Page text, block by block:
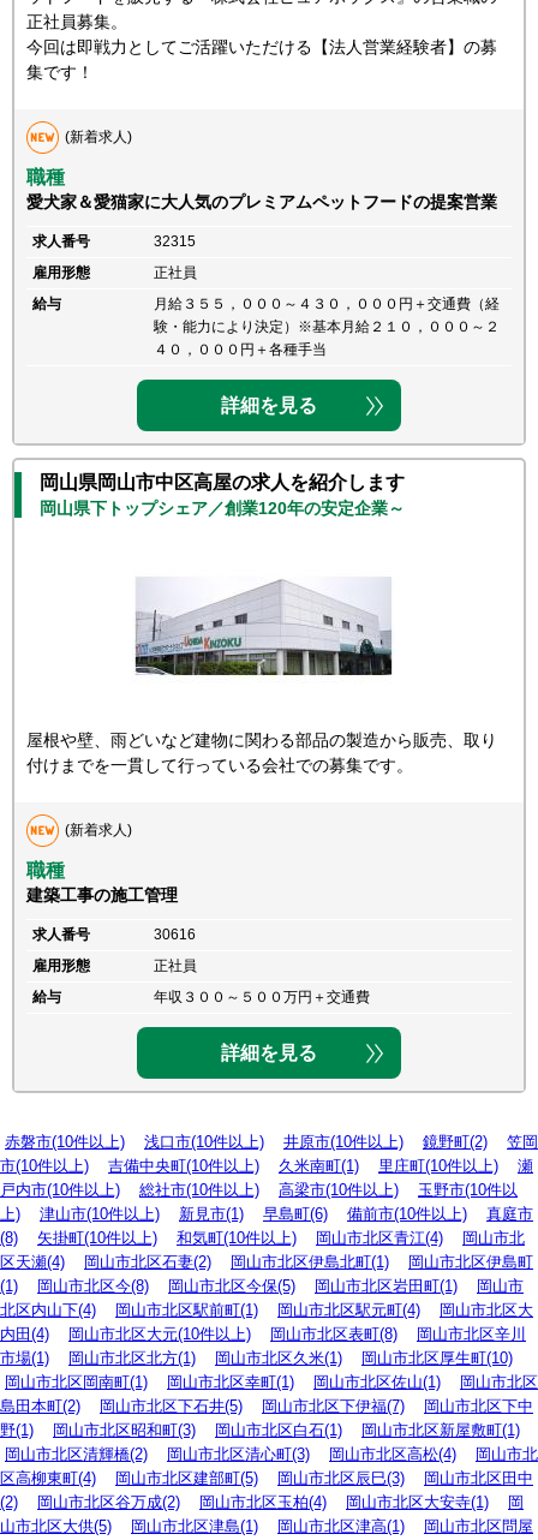
正社員募集。
今回は即戦力としてご活躍いただける【法人営業経験者】の募
集です！
(新着求人)
職種
愛犬家＆愛猫家に大人気のプレミアムペットフードの提案営業
求人番号
32315
雇用形態
正社員
給与
月給３５５，０００～４３０，０００円＋交通費（経
験・能力により決定）※基本月給２１０，０００～２
４０，０００円＋各種手当
詳細を見る
岡山県岡山市中区高屋の求人を紹介します
岡山県下トップシェア／創業120年の安定企業～
屋根や壁、雨どいなど建物に関わる部品の製造から販売、取り
付けまでを一貫して行っている会社での募集です。
(新着求人)
職種
建築工事の施工管理
求人番号
30616
雇用形態
正社員
給与
年収３００～５００万円＋交通費
詳細を見る
赤磐市(10件以上) 浅口市(10件以上) 井原市(10件以上) 鏡野町(2)
笠岡
市(10件以上)
吉備中央町(10件以上) 久米南町(1) 里庄町(10件以上)
瀬
戸内市(10件以上)
総社市(10件以上) 高梁市(10件以上)
玉野市(10件以
上)
津山市(10件以上) 新見市(1) 早島町(6) 備前市(10件以上)
真庭市
(8)
矢掛町(10件以上) 和気町(10件以上) 岡山市北区青江(4)
岡山市北
区天瀬(4)
岡山市北区石妻(2) 岡山市北区伊島北町(1)
岡山市北区伊島町
(1)
岡山市北区今(8) 岡山市北区今保(5) 岡山市北区岩田町(1)
岡山市
北区内山下(4)
岡山市北区駅前町(1) 岡山市北区駅元町(4)
岡山市北区大
内田(4)
岡山市北区大元(10件以上) 岡山市北区表町(8)
岡山市北区辛川
市場(1)
岡山市北区北方(1) 岡山市北区久米(1)
岡山市北区厚生町(10)
岡山市北区岡南町(1)
岡山市北区幸町(1) 岡山市北区佐山(1)
岡山市北区
島田本町(2)
岡山市北区下石井(5) 岡山市北区下伊福(7)
岡山市北区下中
野(1)
岡山市北区昭和町(3) 岡山市北区白石(1)
岡山市北区新屋敷町(1)
岡山市北区清輝橋(2)
岡山市北区清心町(3) 岡山市北区高松(4)
岡山市北
区高柳東町(4)
岡山市北区建部町(5) 岡山市北区辰巳(3)
岡山市北区田中
(2)
岡山市北区谷万成(2) 岡山市北区玉柏(4) 岡山市北区大安寺(1)
岡
山市北区大供(5)
岡山市北区津島(1) 岡山市北区津高(1)
岡山市北区問屋